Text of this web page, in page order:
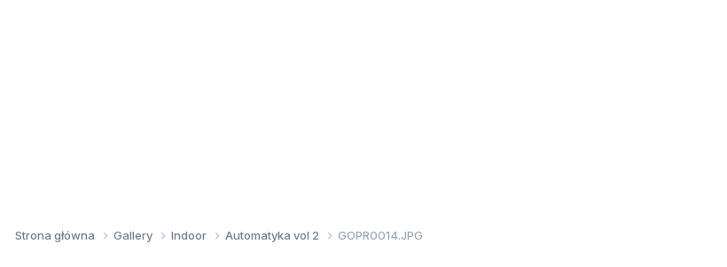
Strona główna Gallery Indoor Automatyka vol 2 GOPR0014.JPG